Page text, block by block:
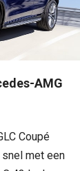
AMG
Coupé
met een